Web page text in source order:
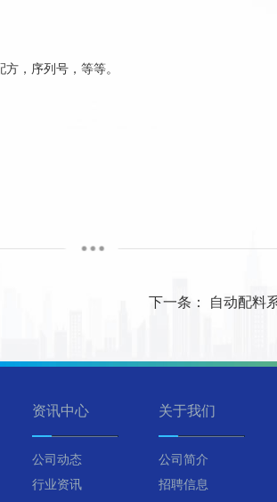
方，序列号，等等。
下一条： 自动配料
资讯中心
公司动态
行业资讯
关于我们
公司简介
招聘信息